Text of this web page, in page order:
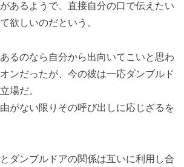
あるようで、直接自分の口で伝えたい
欲しいのだという。
るのなら自分から出向いてこいと思わ
ンだったが、今の彼は一応ダンブルド
場だ。
がない限りその呼び出しに応じざるを
ダンブルドアの関係は互いに利用し合